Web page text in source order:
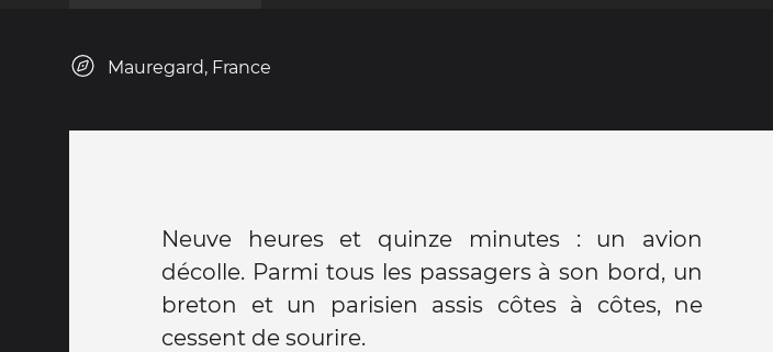
Mauregard, France
Neuve heures et quinze minutes : un avion
décolle. Parmi tous les passagers à son bord, un
breton et un parisien assis côtes à côtes, ne
cessent de sourire.